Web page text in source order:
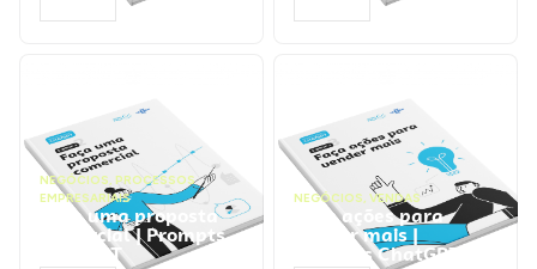
NEGÓCIOS, PROCESSOS
EMPRESARIAIS
Faça uma proposta
comercial | Prompts
ChatGPT
NEGÓCIOS, VENDAS
Faça ações para
vender mais |
Prompts ChatGPT